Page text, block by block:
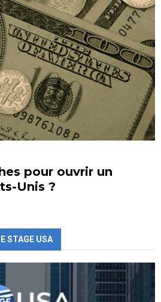
pour ouvrir un
Unis ?
STAGE USA